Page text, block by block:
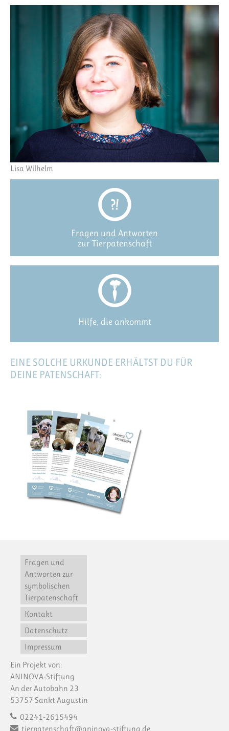
Lisa Wilhelm
Fragen und Antworten
zur Tierpatenschaft
Hilfe, die ankommt
EINE SOLCHE URKUNDE ERHÄLTST DU FÜR
DEINE PATENSCHAFT:
Fragen und
Antworten zur
symbolischen
Tierpatenschaft
Kontakt
Datenschutz
Impressum
Ein Projekt von:
ANINOVA-Stiftung
An der Autobahn 23
53757 Sankt Augustin
02241-2615494
tierpatenschaft@aninova-stiftung.de